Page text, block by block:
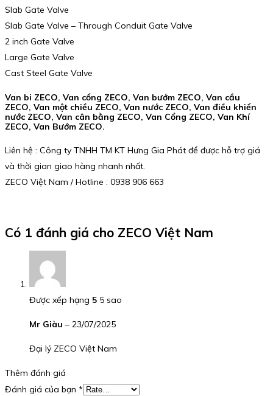
Slab Gate Valve
Slab Gate Valve – Through Conduit Gate Valve
2 inch Gate Valve
Large Gate Valve
Cast Steel Gate Valve
Van bi ZECO, Van cổng ZECO, Van bướm ZECO, Van cầu
ZECO, Van một chiều ZECO, Van nước ZECO, Van điều khiển
nước ZECO, Van cân bằng ZECO, Van Cổng ZECO, Van Khí
ZECO, Van Bướm ZECO.
Liên hệ : Công ty TNHH TM KT Hưng Gia Phát để được hỗ trợ giá
và thời gian giao hàng nhanh nhất.
ZECO Việt Nam / Hotline : 0938 906 663
Có 1 đánh giá cho ZECO Việt Nam
Được xếp hạng 5 5 sao
Mr Giàu – 23/07/2025
Đại lý ZECO Việt Nam
Thêm đánh giá
Đánh giá của bạn *